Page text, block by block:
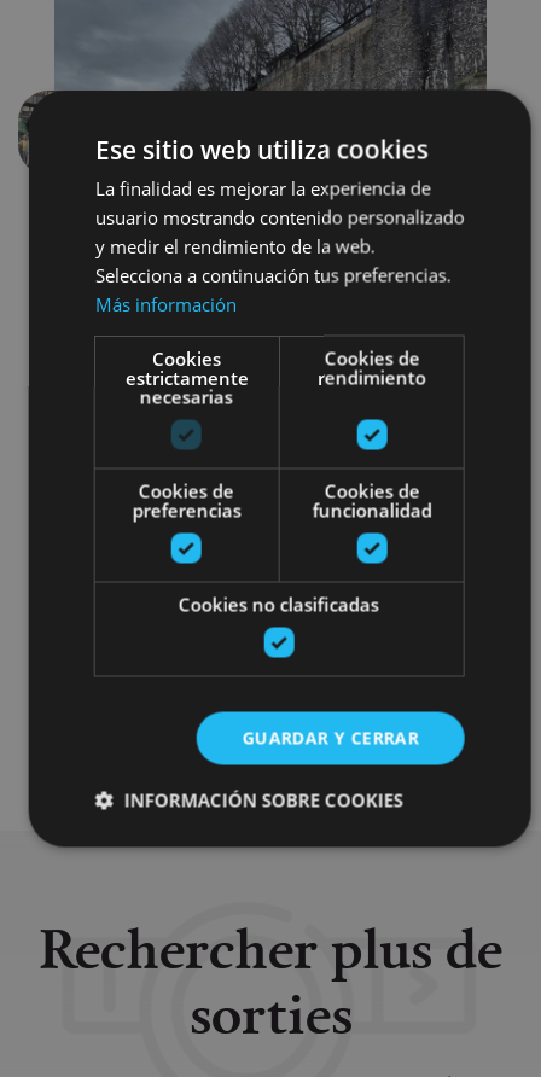
Précédent
Localidades Camino de Santiago
Castillos y fortalezas
Arquitectura religiosa
Arquitectura civil
Museos y centros expositivos
Accesibilidad auditiva
Accesibilidad cognitiva
Accesibilidad física
Rechercher plus de
sorties
Ese sitio web utiliza cookies
La finalidad es mejorar la experiencia de
usuario mostrando contenido personalizado
y medir el rendimiento de la web.
Selecciona a continuación tus preferencias.
Más información
Cookies
estrictamente
necesarias
Cookies de
rendimiento
Cookies de
preferencias
Cookies de
funcionalidad
Cookies no clasificadas
GUARDAR Y CERRAR
INFORMACIÓN SOBRE COOKIES
Cookies de rendimiento
Cookies de preferencias
Cookies de funcionalidad
Cookies no clasificadas